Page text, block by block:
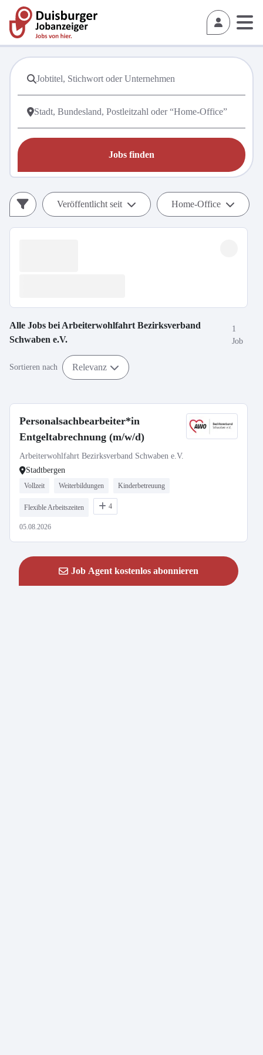
Jobs finden
Veröffentlicht seit Home-Office
Alle Jobs bei Arbeiterwohlfahrt Bezirksverband
Schwaben e.V.
1
Job
Sortieren nach Relevanz
Personalsachbearbeiter*in
Entgeltabrechnung (m/w/d)
Arbeiterwohlfahrt Bezirksverband Schwaben e.V.
Stadtbergen
Vollzeit Weiterbildungen Kinderbetreuung
Flexible Arbeitszeiten 4
05.08.2026
Job Agent kostenlos abonnieren